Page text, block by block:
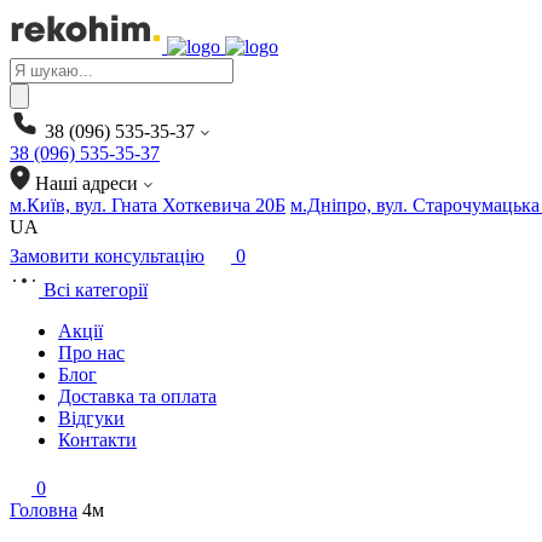
Products
search
38 (096) 535-35-37
38 (096) 535-35-37
Наші адреси
м.Київ, вул. Гната Хоткевича 20Б м.Дніпро, вул.
UA
Замовити консультацію
0
Всі категорії
Акції
Про нас
Блог
Доставка та оплата
Відгуки
Контакти
0
Головна 4м